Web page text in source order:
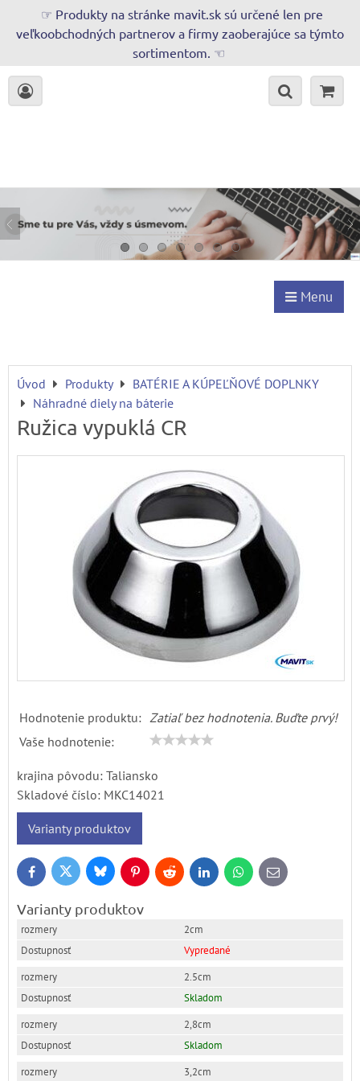
☞ Produkty na stránke mavit.sk sú určené len pre
veľkoobchodných partnerov a firmy zaoberajúce sa týmto
sortimentom. ☜
Menu
Úvod Produkty
BATÉRIE A KÚPEĽŇOVÉ DOPLNKY
Náhradné diely na báterie
Ružica vypuklá CR
Hodnotenie produktu: Zatiaľ bez hodnotenia. Buďte prvý!
Vaše hodnotenie:
krajina pôvodu: Taliansko
Skladové číslo: MKC14021
Varianty produktov
FacebookTwitter BlueskyPinterestReddit LinkedInWhatsApp
E-
mail
Varianty produktov
2cm
Vypredané
2.5cm
Skladom
2,8cm
Skladom
3,2cm